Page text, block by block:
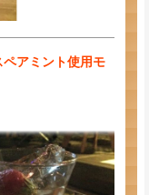
ペアミント使用モ